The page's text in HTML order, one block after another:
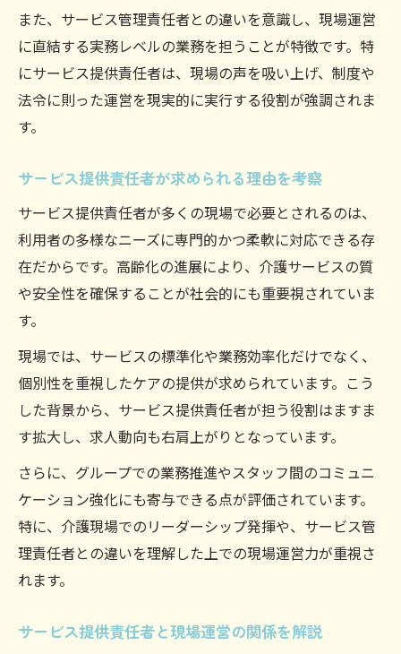
グループで働く際に必要な知識とは何か
サービス提供責任者が知るべきグループ運
営知識
サービス提供責任者とグループホームの連
ク術
サービス提供責任者が重視すべき現場の協
働力
サービス提供責任者とグループ配置基準の
要点
サービス提供責任者と管理責任者の違いを
解説
サービス提供責任者とサービス管理責任者
の役割差
サービス提供責任者の呼称と兼務条件を比
較
サービス提供責任者の業務範囲と管理責任
者の違い
整理
また、サービス管理責任者との違いを意識し、現場運営
に直結する実務レベルの業務を担うことが特徴です。特
にサービス提供責任者は、現場の声を吸い上げ、制度や
法令に則った運営を現実的に実行する役割が強調されま
す。
サービス提供責任者が求められる理由を考察
サービス提供責任者が多くの現場で必要とされるのは、
利用者の多様なニーズに専門的かつ柔軟に対応できる存
在だからです。高齢化の進展により、介護サービスの質
や安全性を確保することが社会的にも重要視されていま
す。
現場では、サービスの標準化や業務効率化だけでなく、
個別性を重視したケアの提供が求められています。こう
した背景から、サービス提供責任者が担う役割はますま
す拡大し、求人動向も右肩上がりとなっています。
さらに、グループでの業務推進やスタッフ間のコミュニ
ケーション強化にも寄与できる点が評価されています。
特に、介護現場でのリーダーシップ発揮や、サービス管
理責任者との違いを理解した上での現場運営力が重視さ
れます。
サービス提供責任者と現場運営の関係を解説